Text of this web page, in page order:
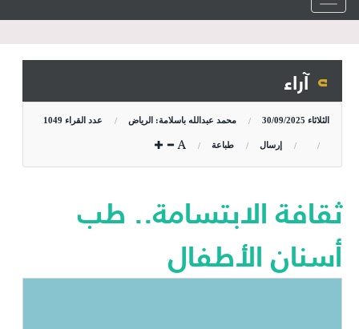
navigation
آراء
الثلاثاء 30/09/2025 محمد عبدالله باسلامة: الرياض عدد القراء 1049
إرسال طباعة
ثقافة الابتسامة.. طب
أسنان الأطفال